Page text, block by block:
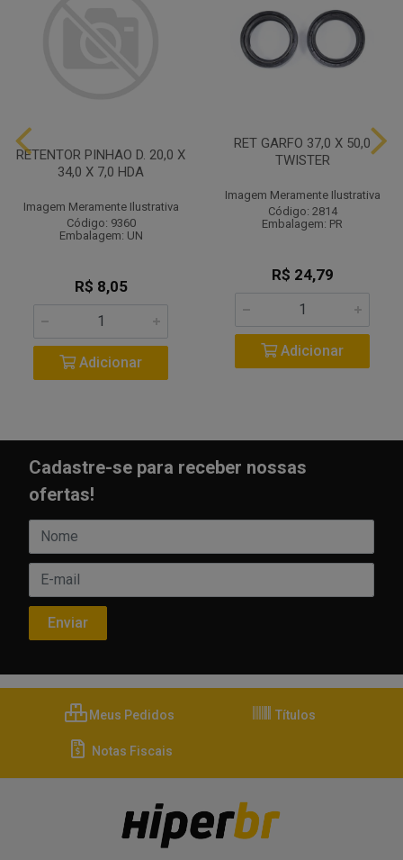
RETENTOR PINHAO D. 20,0 X
34,0 X 7,0 HDA
Imagem Meramente Ilustrativa
Código: 9360
Embalagem: UN
R$ 8,05
Adicionar
RET GARFO 37,0 X 50,0
TWISTER
Imagem Meramente Ilustrativa
Código: 2814
Embalagem: PR
R$ 24,79
Adicionar
Cadastre-se para receber nossas
ofertas!
Meus Pedidos Títulos
Notas Fiscais